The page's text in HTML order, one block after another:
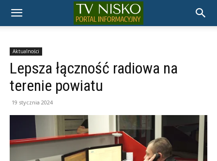
TELEWIZJA
NISKO
Aktualności
Lepsza łączność radiowa na
terenie powiatu
19 stycznia 2024